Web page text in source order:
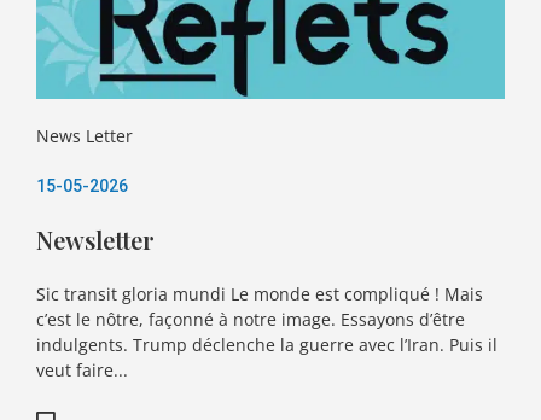
News Letter
15-05-2026
Newsletter
Sic transit gloria mundi Le monde est compliqué ! Mais
c’est le nôtre, façonné à notre image. Essayons d’être
indulgents. Trump déclenche la guerre avec l’Iran. Puis il
veut faire...